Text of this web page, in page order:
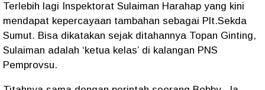
Terlebih lagi Inspektorat Sulaiman Harahap yang kini
mendapat kepercayaan tambahan sebagai Plt.Sekda
Sumut. Bisa dikatakan sejak ditahannya Topan Ginting,
Sulaiman adalah ‘ketua kelas’ di kalangan PNS
Pemprovsu.